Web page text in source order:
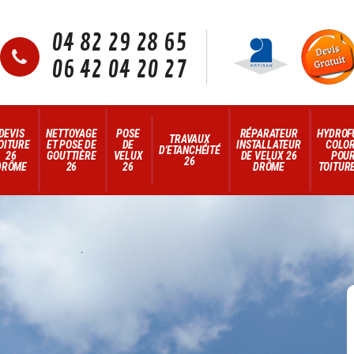
04 82 29 28 65
06 42 04 20 27
26
NETTOYAGE
ET POSE DE
GOUTTIÈRE
26
POSE
DE
VELUX
26
TRAVAUX
D'ETANCHÉITÉ
26
RÉPARATEUR
INSTALLATEUR
DE VELUX 26
DRÔME